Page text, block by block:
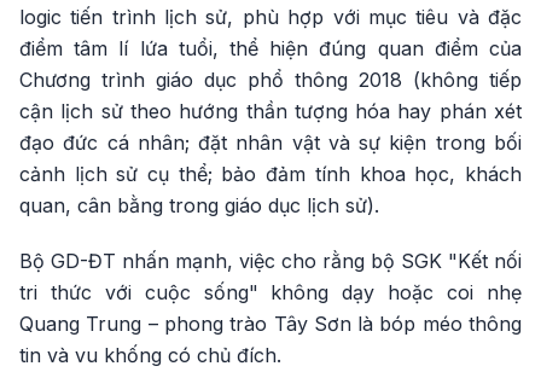
logic tiến trình lịch sử, phù hợp với mục tiêu và đặc
điểm tâm lí lứa tuổi, thể hiện đúng quan điểm của
Chương trình giáo dục phổ thông 2018 (không tiếp
cận lịch sử theo hướng thần tượng hóa hay phán xét
đạo đức cá nhân; đặt nhân vật và sự kiện trong bối
cảnh lịch sử cụ thể; bảo đảm tính khoa học, khách
quan, cân bằng trong giáo dục lịch sử).
Bộ GD-ĐT nhấn mạnh, việc cho rằng bộ SGK "Kết nối
tri thức với cuộc sống" không dạy hoặc coi nhẹ
Quang Trung – phong trào Tây Sơn là bóp méo thông
tin và vu khống có chủ đích.